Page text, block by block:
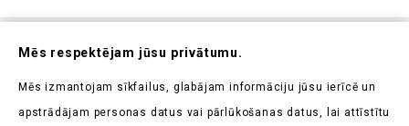
Abonējiet Mūsu Jaunumrakstu
Uzziniet pirmieji par mūsu jaunumiem un aktuālajām
Mēs respektējam jūsu privātumu.
Mēs izmantojam sīkfailus, glabājam informāciju jūsu ierīcē un
apstrādājam personas datus vai pārlūkošanas datus, lai attīstītu